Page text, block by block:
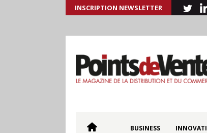
INSCRIPTION NEWSLETTER
BUSINESS